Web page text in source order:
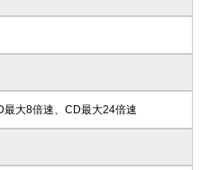
大8倍速、CD最大24倍速